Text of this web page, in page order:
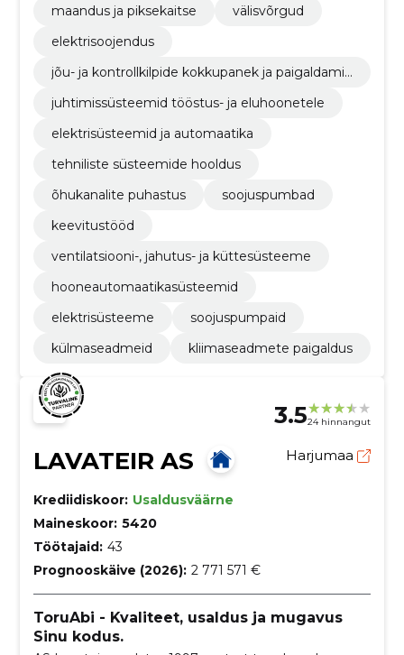
maandus ja piksekaitse
välisvõrgud
elektrisoojendus
jõu- ja kontrollkilpide kokkupanek ja paigaldamin
juhtimissüsteemid tööstus- ja eluhoonetele
elektrisüsteemid ja automaatika
tehniliste süsteemide hooldus
õhukanalite puhastus
soojuspumbad
keevitustööd
ventilatsiooni-, jahutus- ja küttesüsteeme
hooneautomaatikasüsteemid
elektrisüsteeme
soojuspumpaid
külmaseadmeid
kliimaseadmete paigaldus
3.524 hinnangut
LAVATEIR AS Harjumaa
Krediidiskoor: Usaldusväärne
Maineskoor: 5420
Töötajaid: 43
Prognooskäive (2026): 2 771 571 €
ToruAbi - Kvaliteet, usaldus ja mugavus
Sinu kodus.